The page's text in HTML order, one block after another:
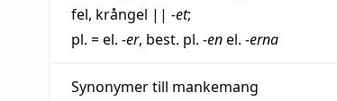
fel, krångel || -et;
pl. = el. -er, best. pl. -enel. -erna
Synonymer till mankemang